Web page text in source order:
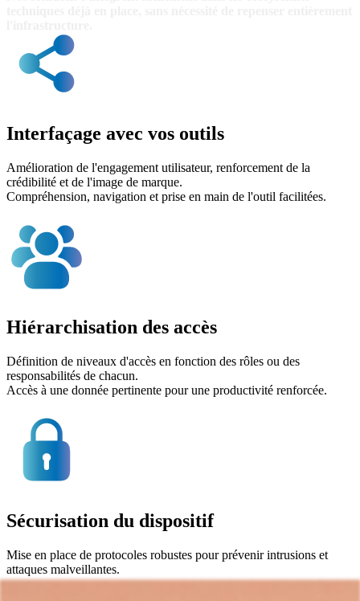
Interfaçage avec vos outils
Amélioration de l'engagement utilisateur, renforcement de la
crédibilité et de l'image de marque.
Compréhension, navigation et prise en main de l'outil facilitées.
Hiérarchisation des accès
Définition de niveaux d'accès en fonction des rôles ou des
responsabilités de chacun.
Accès à une donnée pertinente pour une productivité renforcée.
Sécurisation du dispositif
Mise en place de protocoles robustes pour prévenir intrusions et
attaques malveillantes.